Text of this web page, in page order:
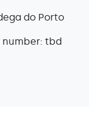
do Porto
number: tbd